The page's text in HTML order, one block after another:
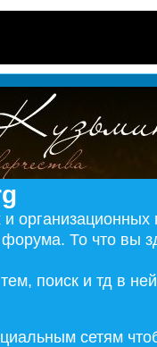
и
То что вы
поиск и тд в
сетям